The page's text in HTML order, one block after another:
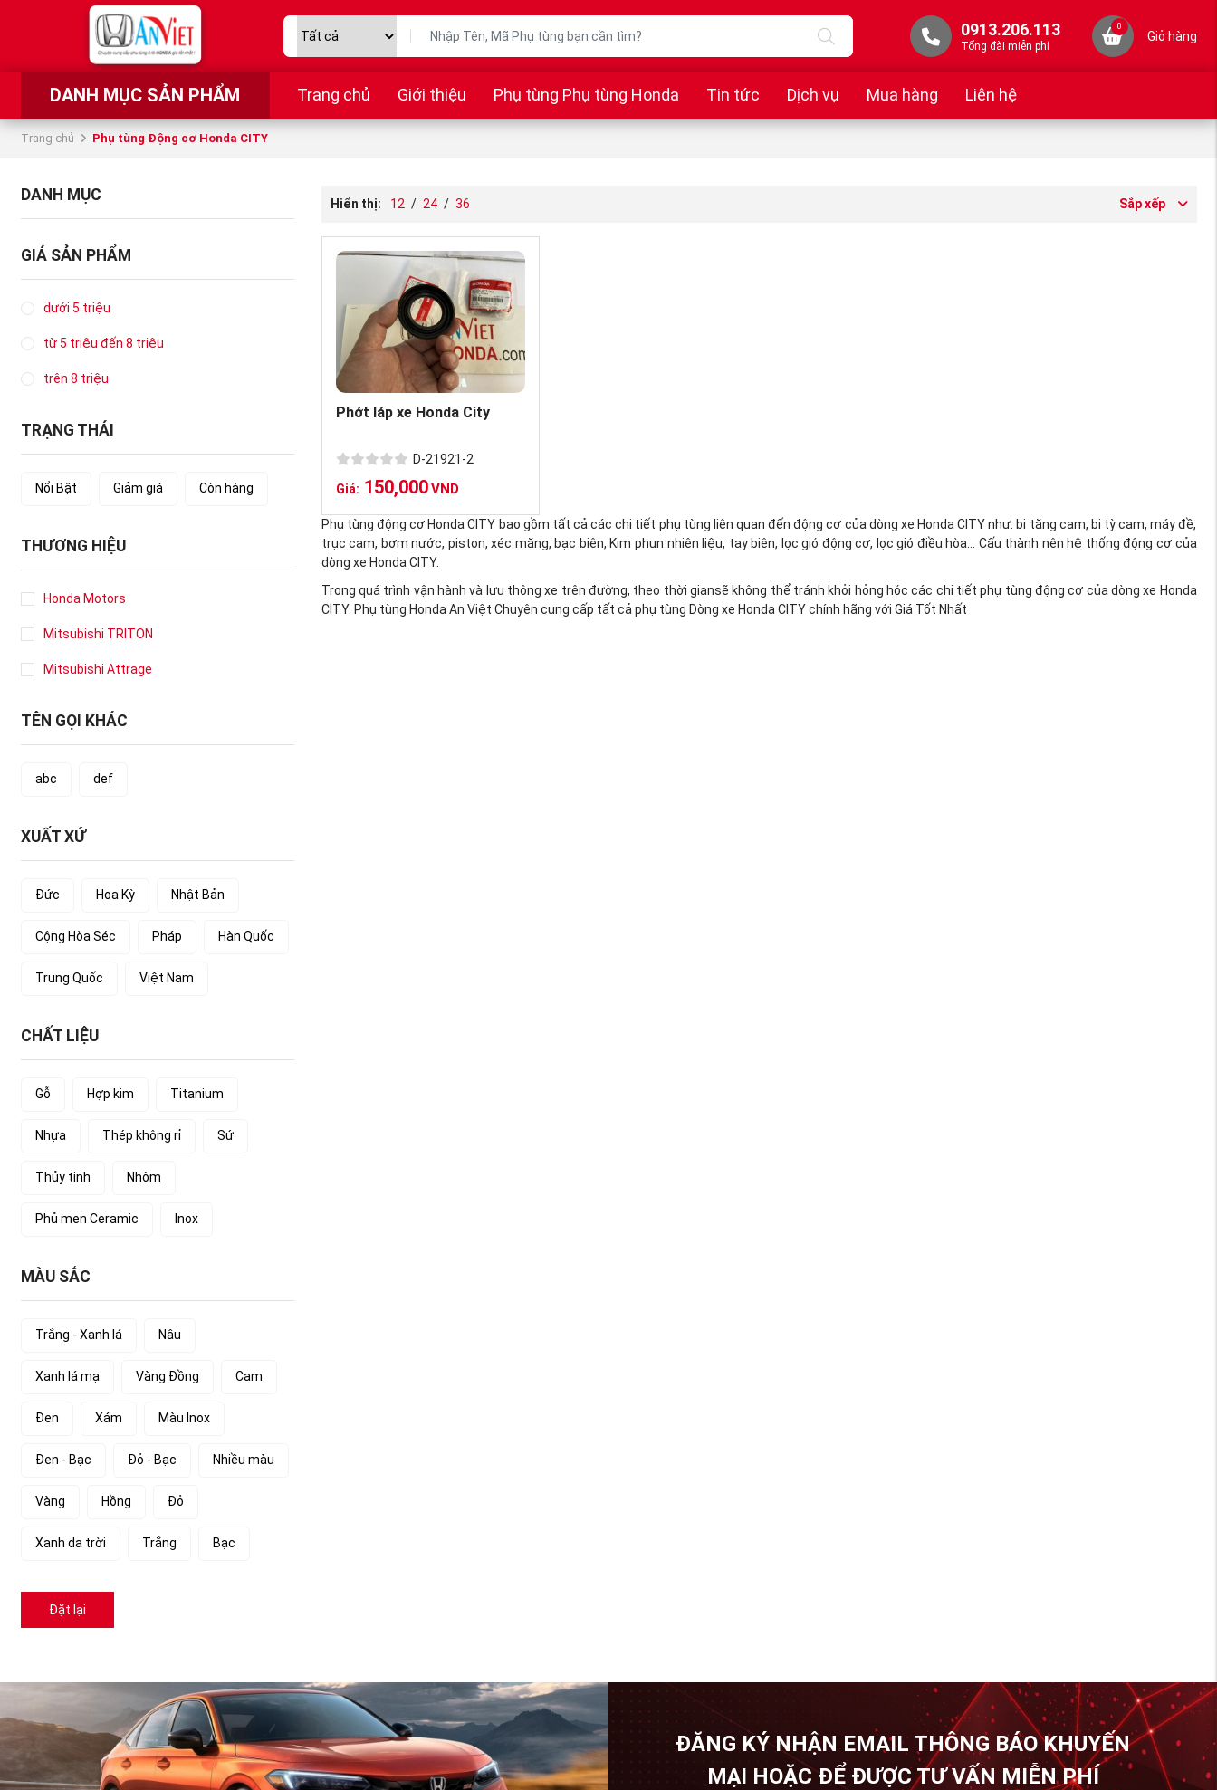
0913.206.113
Tổng đài miễn phí
0
Giỏ hàng
DANH MỤC SẢN PHẨM Trang chủ Giới thiệu Phụ tùng Phụ tùng Honda Tin tức Dịch vụ Mua hàng Liên hệ
Trang chủ Phụ tùng Động cơ Honda CITY
DANH MỤC
GIÁ SẢN PHẨM
dưới 5 triệu
từ 5 triệu đến 8 triệu
trên 8 triệu
TRẠNG THÁI
Nổi Bật Giảm giá Còn hàng
THƯƠNG HIỆU
Honda Motors
Mitsubishi TRITON
Mitsubishi Attrage
TÊN GỌI KHÁC
abc def
XUẤT XỨ
Đức Hoa Kỳ Nhật Bản
Cộng Hòa Séc Pháp Hàn Quốc
Trung Quốc Việt Nam
CHẤT LIỆU
Gỗ Hợp kim Titanium
Nhựa Thép không rỉ Sứ
Thủy tinh Nhôm
Phủ men Ceramic Inox
MÀU SẮC
Trắng - Xanh lá Nâu
Xanh lá mạ Vàng Đồng Cam
Đen Xám Màu Inox
Đen - Bạc Đỏ - Bạc Nhiều màu
Vàng Hồng Đỏ
Xanh da trời Trắng Bạc
Đặt lại
Hiển thị: 12 / 24 / 36 Sắp xếp
Phớt láp xe Honda City
D-21921-2
Giá: 150,000VND
Phụ tùng động cơ Honda CITY bao gồm tất cả các chi tiết phụ tùng liên quan đến động cơ của dòng xe Honda CITY như: bi tăng cam, bi tỳ cam, máy đề,
trục cam, bơm nước, piston, xéc măng, bạc biên, Kim phun nhiên liệu, tay biên, lọc gió động cơ, lọc gió điều hòa… Cấu thành nên hệ thống động cơ của
dòng xe Honda CITY.
Trong quá trình vận hành và lưu thông xe trên đường, theo thời giansẽ không thể tránh khỏi hỏng hóc các chi tiết phụ tùng động cơ của dòng xe Honda
CITY. Phụ tùng Honda An Việt Chuyên cung cấp tất cả phụ tùng Dòng xe Honda CITY chính hãng với Giá Tốt Nhất
ĐĂNG KÝ NHẬN EMAIL THÔNG BÁO KHUYẾN
MẠI HOẶC ĐỂ ĐƯỢC TƯ VẤN MIỄN PHÍ